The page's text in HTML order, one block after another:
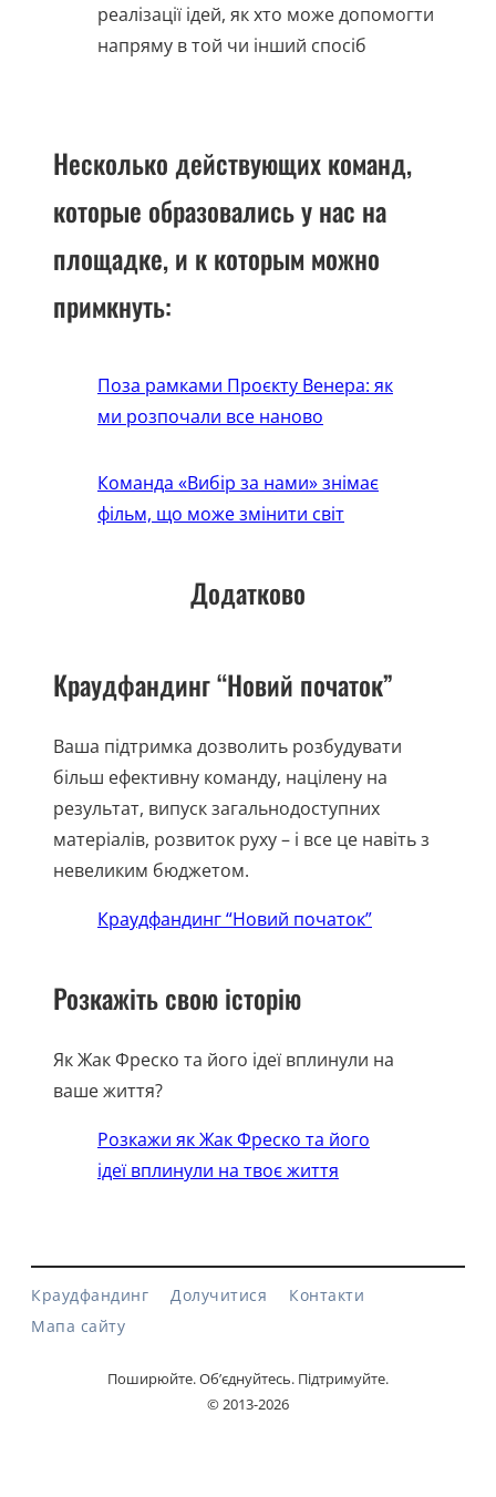
реалізації ідей, як хто може допомогти
напряму в той чи інший спосіб
Несколько действующих команд,
которые образовались у нас на
площадке, и к которым можно
примкнуть:
Поза рамками Проєкту Венера: як
ми розпочали все наново
Команда «Вибір за нами» знімає
фільм, що може змінити світ
Додатково
Краудфандинг “Новий початок”
Ваша підтримка дозволить розбудувати
більш ефективну команду, націлену на
результат, випуск загальнодоступних
матеріалів, розвиток руху – і все це навіть з
невеликим бюджетом.
Краудфандинг “Новий початок”
Розкажіть свою історію
Як Жак Фреско та його ідеї вплинули на
ваше життя?
Розкажи як Жак Фреско та його
ідеї вплинули на твоє життя
Краудфандинг Долучитися
Контакти
Мапа сайту
Поширюйте. Об’єднуйтесь. Підтримуйте.
© 2013-2026